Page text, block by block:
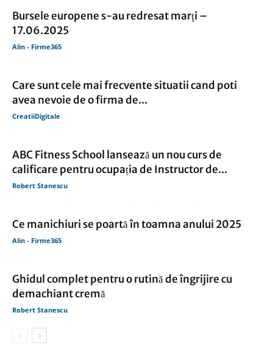
Bursele europene s-au redresat marţi –
17.06.2025
Alin - Firme365
Care sunt cele mai frecvente situatii cand poti
avea nevoie de o firma de...
CreatiiDigitale
ABC Fitness School lansează un nou curs de
calificare pentru ocupația de Instructor de...
Robert Stanescu
Ce manichiuri se poartă în toamna anului 2025
Alin - Firme365
Ghidul complet pentru o rutină de îngrijire cu
demachiant cremă
Robert Stanescu